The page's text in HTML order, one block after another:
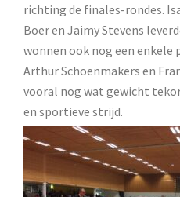
richting de finales-rondes.
Boer en Jaimy Stevens
wonnen ook nog een
Arthur Schoenmakers en
vooral nog wat gewicht
en sportieve strijd.